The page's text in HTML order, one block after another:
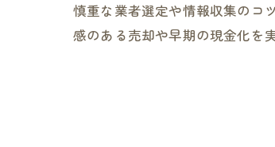
慎重な業者選定や情報収集のコ
感のある売却や早期の現金化を